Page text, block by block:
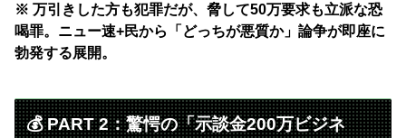
※ 万引きした方も犯罪だが、脅して50万要求も立派な恐
喝罪。ニュー速+民から「どっちが悪質か」論争が即座に
勃発する展開。
💰 PART 2：驚愕の「示談金200万ビジネ